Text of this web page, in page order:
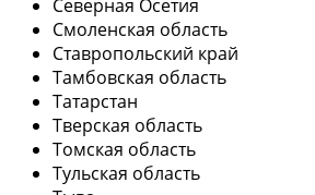
Северная Осетия
Смоленская область
Ставропольский край
Тамбовская область
Татарстан
Тверская область
Томская область
Тульская область